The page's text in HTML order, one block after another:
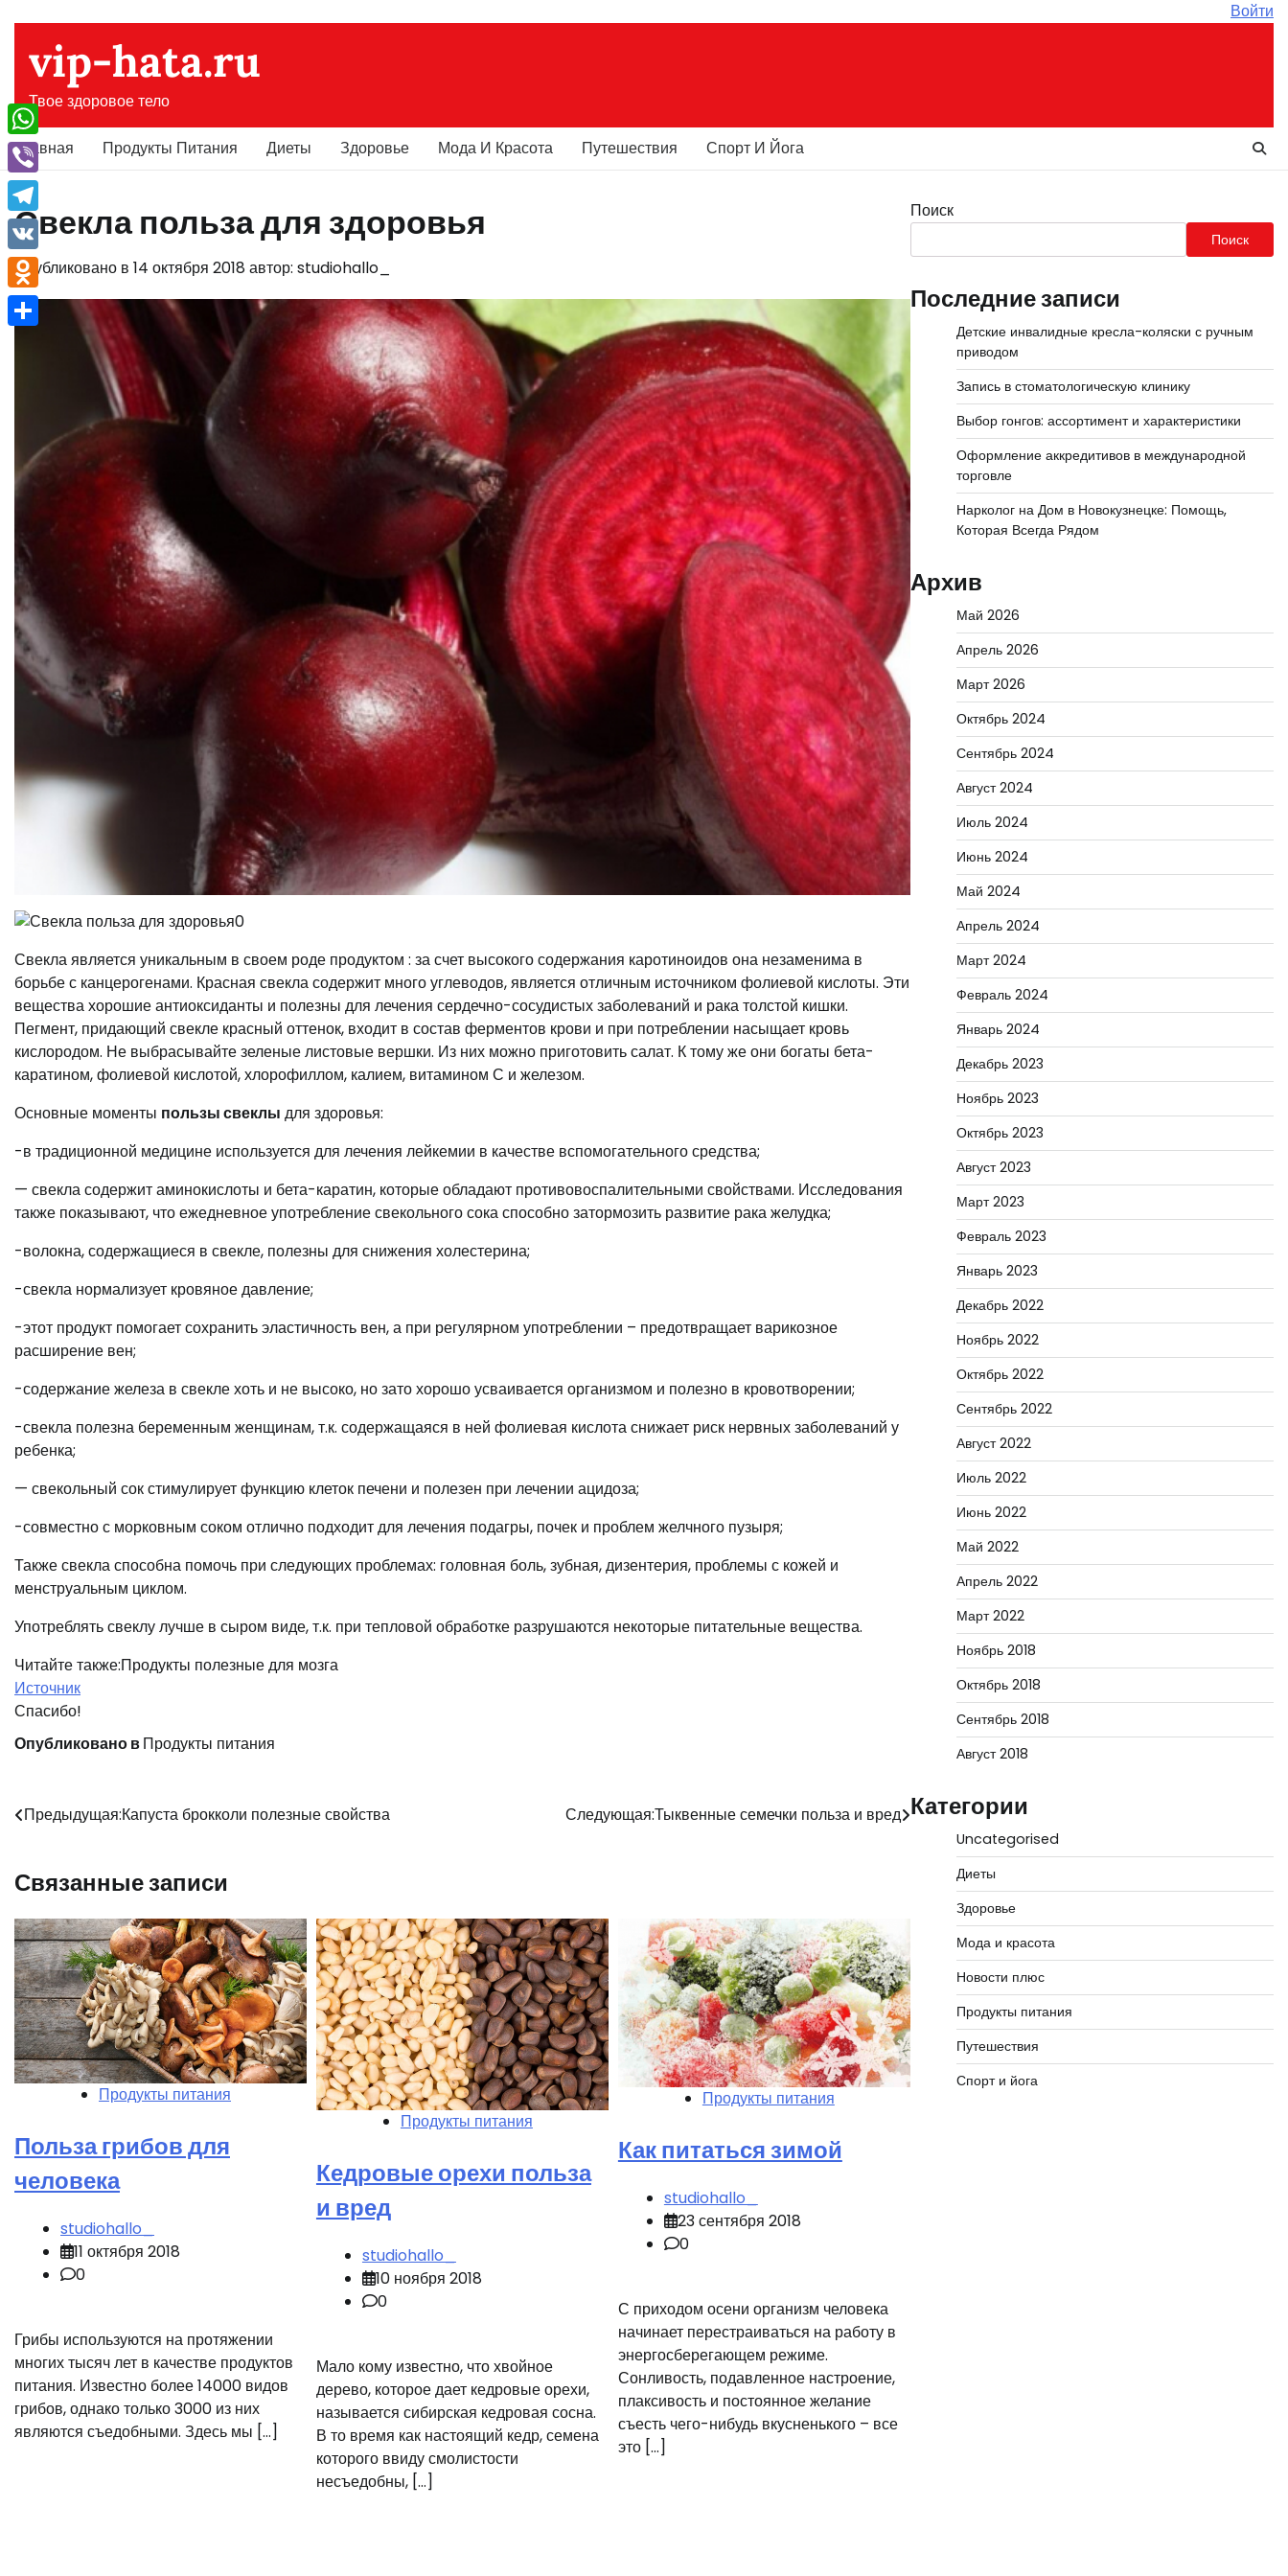
содержимому
Войти
vip-hata.ru
Твое здоровое тело
Главная Продукты Питания Диеты Здоровье Мода И Красота Путешествия Спорт И Йога
Свекла польза для здоровья
Опубликовано в 14 октября 2018 автор: studiohallo_
Свекла является уникальным в своем роде продуктом : за счет высокого содержания каротиноидов она незаменима в
борьбе с канцерогенами. Красная свекла содержит много углеводов, является отличным источником фолиевой кислоты. Эти
вещества хорошие антиоксиданты и полезны для лечения сердечно-сосудистых заболеваний и рака толстой кишки.
Пегмент, придающий свекле красный оттенок, входит в состав ферментов крови и при потреблении насыщает кровь
кислородом. Не выбрасывайте зеленые листовые вершки. Из них можно приготовить салат. К тому же они богаты бета-
каратином, фолиевой кислотой, хлорофиллом, калием, витамином С и железом.
Основные моменты пользы свеклы для здоровья:
-в традиционной медицине используется для лечения лейкемии в качестве вспомогательного средства;
— свекла содержит аминокислоты и бета-каратин, которые обладают противовоспалительными свойствами. Исследования
также показывают, что ежедневное употребление свекольного сока способно затормозить развитие рака желудка;
-волокна, содержащиеся в свекле, полезны для снижения холестерина;
-свекла нормализует кровяное давление;
-этот продукт помогает сохранить эластичность вен, а при регулярном употреблении – предотвращает варикозное
расширение вен;
-содержание железа в свекле хоть и не высоко, но зато хорошо усваивается организмом и полезно в кровотворении;
-свекла полезна беременным женщинам, т.к. содержащаяся в ней фолиевая кислота снижает риск нервных заболеваний у
ребенка;
— свекольный сок стимулирует функцию клеток печени и полезен при лечении ацидоза;
-совместно с морковным соком отлично подходит для лечения подагры, почек и проблем желчного пузыря;
Также свекла способна помочь при следующих проблемах: головная боль, зубная, дизентерия, проблемы с кожей и
менструальным циклом.
Употреблять свеклу лучше в сыром виде, т.к. при тепловой обработке разрушаются некоторые питательные вещества.
Читайте также:Продукты полезные для мозга
Источник
Спасибо!
Опубликовано вПродукты питания
Навигация
записям
Предыдущая:Капуста брокколи полезные свойства Следующая:Тыквенные семечки польза и вред
Связанные записи
Продукты питания
Польза грибов для
человека
studiohallo_
11 октября 2018
0
Грибы используются на протяжении
многих тысяч лет в качестве продуктов
питания. Известно более 14000 видов
грибов, однако только 3000 из них
являются съедобными. Здесь мы […]
Продукты питания
Кедровые орехи польза
и вред
studiohallo_
10 ноября 2018
0
Мало кому известно, что хвойное
дерево, которое дает кедровые орехи,
называется сибирская кедровая сосна.
В то время как настоящий кедр, семена
которого ввиду смолистости
несъедобны, […]
Продукты питания
Как питаться зимой
studiohallo_
23 сентября 2018
0
С приходом осени организм человека
начинает перестраиваться на работу в
энергосберегающем режиме.
Сонливость, подавленное настроение,
плаксивость и постоянное желание
съесть чего-нибудь вкусненького – все
это […]
Поиск
Поиск
Последние записи
Детские инвалидные кресла-коляски с ручным
приводом
Запись в стоматологическую клинику
Выбор гонгов: ассортимент и характеристики
Оформление аккредитивов в международной
торговле
Нарколог на Дом в Новокузнецке: Помощь,
Которая Всегда Рядом
Архив
Май 2026
Апрель 2026
Март 2026
Октябрь 2024
Сентябрь 2024
Август 2024
Июль 2024
Июнь 2024
Май 2024
Апрель 2024
Март 2024
Февраль 2024
Январь 2024
Декабрь 2023
Ноябрь 2023
Октябрь 2023
Август 2023
Март 2023
Февраль 2023
Январь 2023
Декабрь 2022
Ноябрь 2022
Октябрь 2022
Сентябрь 2022
Август 2022
Июль 2022
Июнь 2022
Май 2022
Апрель 2022
Март 2022
Ноябрь 2018
Октябрь 2018
Сентябрь 2018
Август 2018
Категории
Uncategorised
Диеты
Здоровье
Мода и красота
Новости плюс
Продукты питания
Путешествия
Спорт и йога
WhatsApp
Viber
Telegram
VK
Odnoklassniki
Отправить